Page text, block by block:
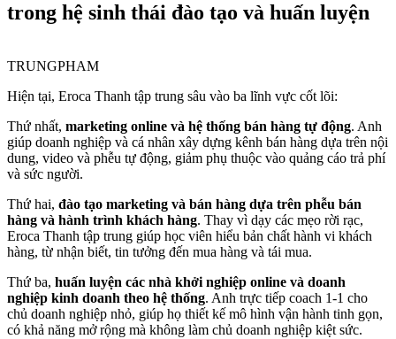
trong hệ sinh thái đào tạo và huấn luyện
TRUNGPHAM
Hiện tại, Eroca Thanh tập trung sâu vào ba lĩnh vực cốt lõi:
Thứ nhất, marketing online và hệ thống bán hàng tự động. Anh
giúp doanh nghiệp và cá nhân xây dựng kênh bán hàng dựa trên nội
dung, video và phễu tự động, giảm phụ thuộc vào quảng cáo trả phí
và sức người.
Thứ hai, đào tạo marketing và bán hàng dựa trên phễu bán
hàng và hành trình khách hàng. Thay vì dạy các mẹo rời rạc,
Eroca Thanh tập trung giúp học viên hiểu bản chất hành vi khách
hàng, từ nhận biết, tin tưởng đến mua hàng và tái mua.
Thứ ba, huấn luyện các nhà khởi nghiệp online và doanh
nghiệp kinh doanh theo hệ thống. Anh trực tiếp coach 1-1 cho
chủ doanh nghiệp nhỏ, giúp họ thiết kế mô hình vận hành tinh gọn,
có khả năng mở rộng mà không làm chủ doanh nghiệp kiệt sức.